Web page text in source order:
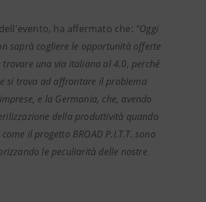
ha affermato che: "Oggi
saprà cogliere le opportunità offerte
una via italiana al 4.0, perché
si trova ad affrontare il problema
e la Germania, che, avendo
della produttività quando
il progetto BROAD P.I.T.T. sono
le peculiarità delle nostre